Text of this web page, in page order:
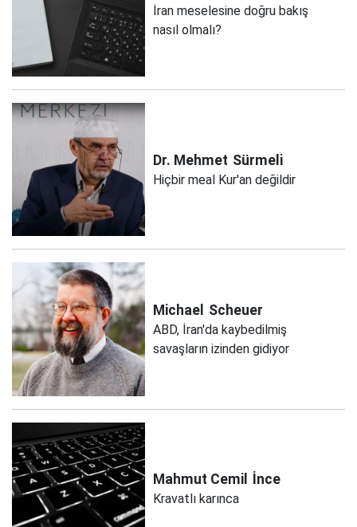
İran meselesine doğru bakış
nasıl olmalı?
Dr. Mehmet Sürmeli
Hiçbir meal Kur'an değildir
Michael Scheuer
ABD, İran'da kaybedilmiş
savaşların izinden gidiyor
Mahmut Cemil İnce
Kravatlı karınca